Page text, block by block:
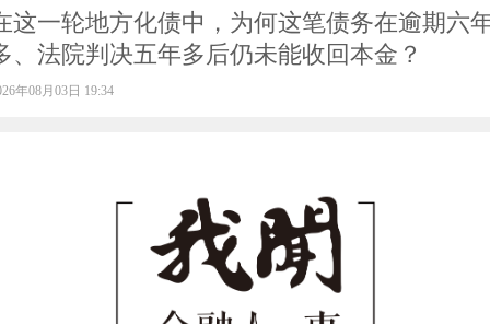
这一轮地方化债中，为何这笔债务在逾期六
、法院判决五年多后仍未能收回本金？
年08月03日 19:34